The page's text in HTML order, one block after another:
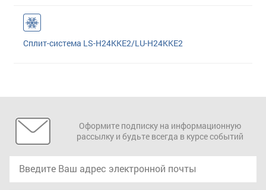
Сплит-система LS-H24KKE2/LU-H24KKE2
Оформите подписку на информационную
рассылку и будьте всегда в курсе событий